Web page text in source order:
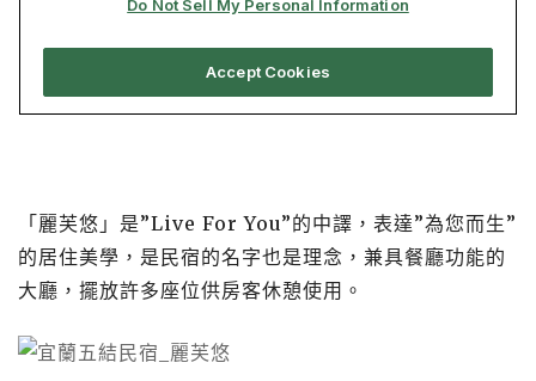
「麗芙悠」是”Live For You”的中譯，表達”為您而生”
的居住美學，是民宿的名字也是理念，兼具餐廳功能的
大廳，擺放許多座位供房客休憩使用。